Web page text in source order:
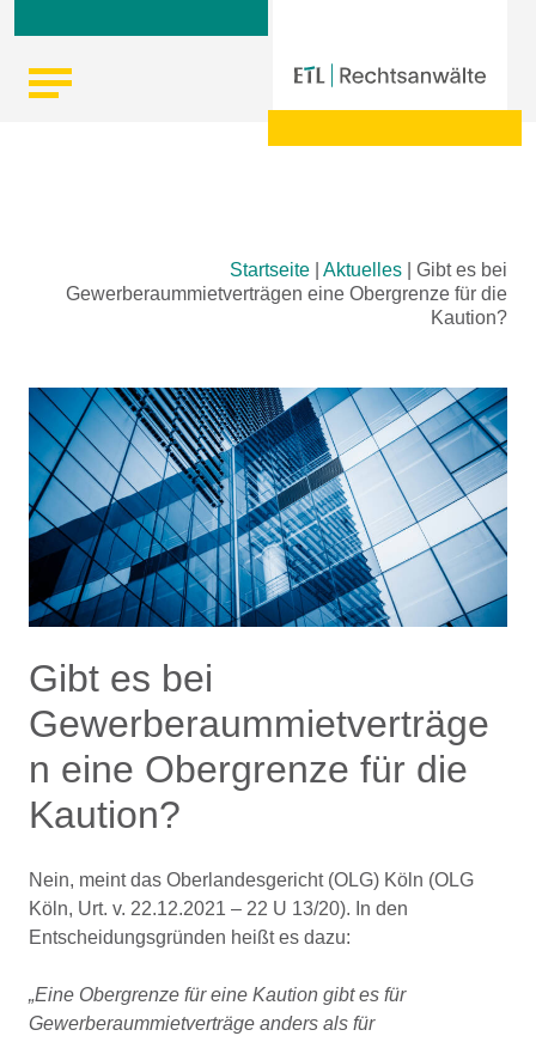
Startseite Aktuelles
Gibt es bei
Gewerberaummietverträgen eine Obergrenze für die
Kaution?
Gibt es bei
Gewerberaummietverträge
n eine Obergrenze für die
Kaution?
Nein, meint das Oberlandesgericht (OLG) Köln (OLG
Köln, Urt. v. 22.12.2021 – 22 U 13/20). In den
Entscheidungsgründen heißt es dazu:
„Eine Obergrenze für eine Kaution gibt es für
Gewerberaummietverträge anders als für